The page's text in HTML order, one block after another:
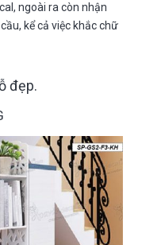
ngoài ra còn nhận
kể cả việc khắc chữ
đẹp.